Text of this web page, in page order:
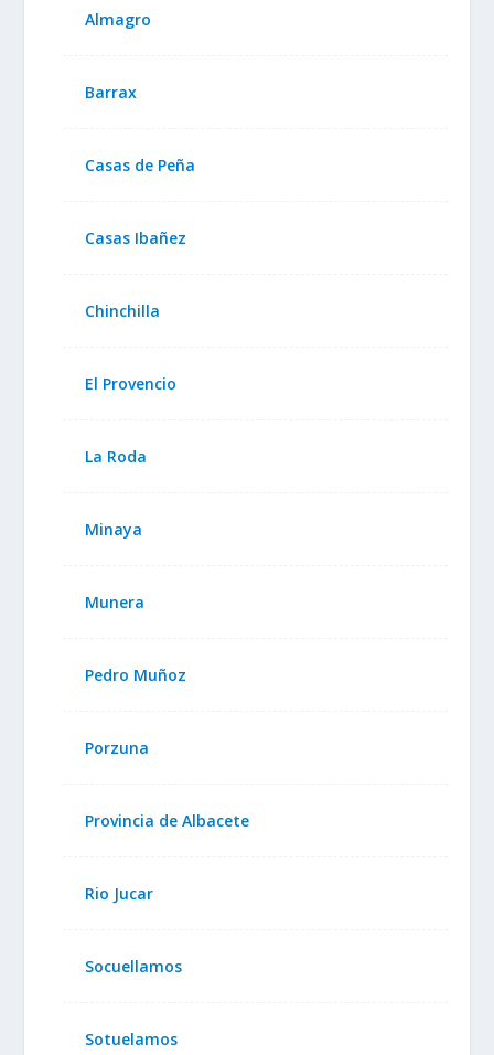
Almagro
Barrax
Casas de Peña
Casas Ibañez
Chinchilla
El Provencio
La Roda
Minaya
Munera
Pedro Muñoz
Porzuna
Provincia de Albacete
Rio Jucar
Socuellamos
Sotuelamos